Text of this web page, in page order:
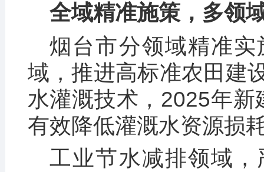
全域精准施策，多领
烟台市分领域精准
域，推进高标准农田建
水灌溉技术，2025年
有效降低灌溉水资源损
工业节水减排领域